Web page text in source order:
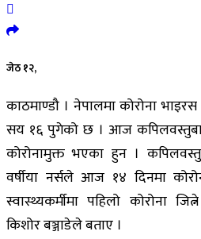
जेठ १२,
काठमाण्डौ । नेपालमा कोरोना
सय १६ पुगेको छ । आज
कोरोनामुक्त भएका हुन ।
वर्षीया नर्सले आज १४ दिनमा
स्वास्थ्यकर्मीमा पहिलो कोरोना
किशोर बञ्जाडेले बताए ।